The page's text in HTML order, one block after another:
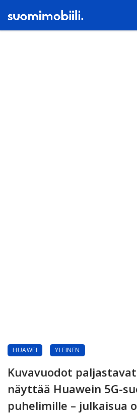
HUAWEI YLEINEN
Kuvavuodot
näyttää Huawein 5G-
puhelimille – julkaisua